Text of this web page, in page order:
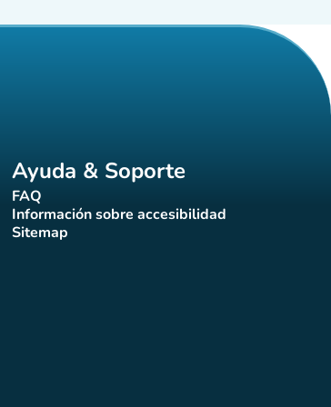
Ayuda & Soporte
FAQ(nueva pestaña)
Información sobre accesibilidad
(nueva pestaña)
Sitemap(nueva pestaña)